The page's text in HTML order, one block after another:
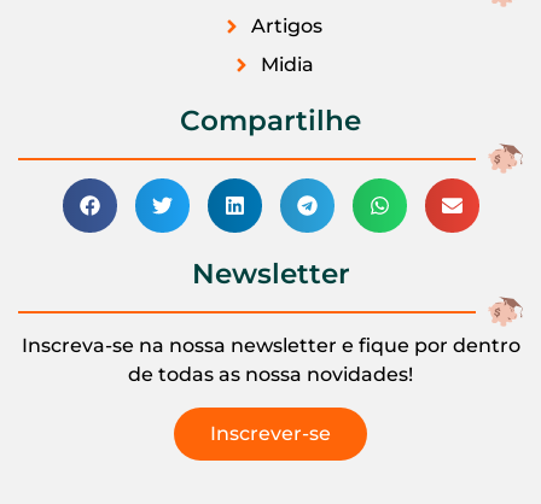
Artigos
Midia
Compartilhe
Newsletter
Inscreva-se na nossa newsletter e fique por dentro
de todas as nossa novidades!
Inscrever-se